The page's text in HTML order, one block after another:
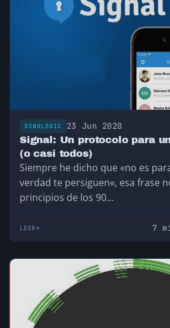
SINOLOGIC 23 Jun 2020
Signal: Un protocolo para
(o casi todos)
Siempre he dicho que «no es
verdad te persiguen«, esa frase
principios de los 90…
LEER 7